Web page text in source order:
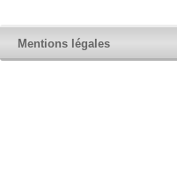
Mentions légales